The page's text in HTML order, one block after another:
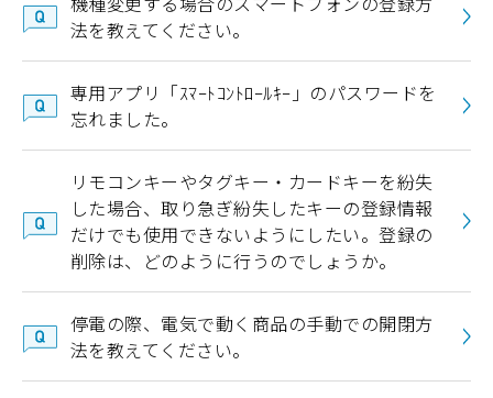
法を教えてください。
専用アプリ「ｽﾏｰﾄｺﾝﾄﾛｰﾙｷｰ」のパスワードを
忘れました。
リモコンキーやタグキー・カードキーを紛失
した場合、取り急ぎ紛失したキーの登録情報
だけでも使用できないようにしたい。登録の
削除は、どのように行うのでしょうか。
停電の際、電気で動く商品の手動での開閉方
法を教えてください。